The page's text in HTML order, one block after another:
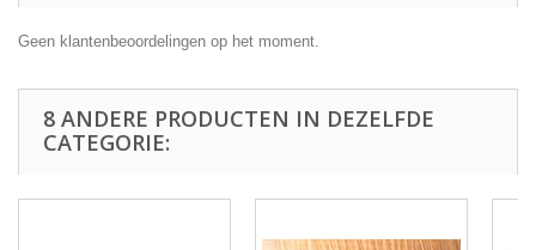
Geen klantenbeoordelingen op het moment.
8 ANDERE PRODUCTEN IN DEZELFDE
CATEGORIE: